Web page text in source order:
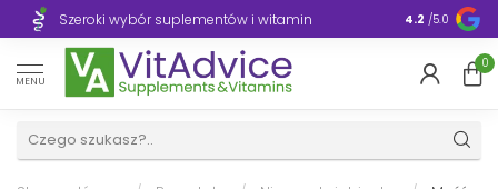
Szeroki wybór suplementów i witamin 4.2 /5.0
MENU
0